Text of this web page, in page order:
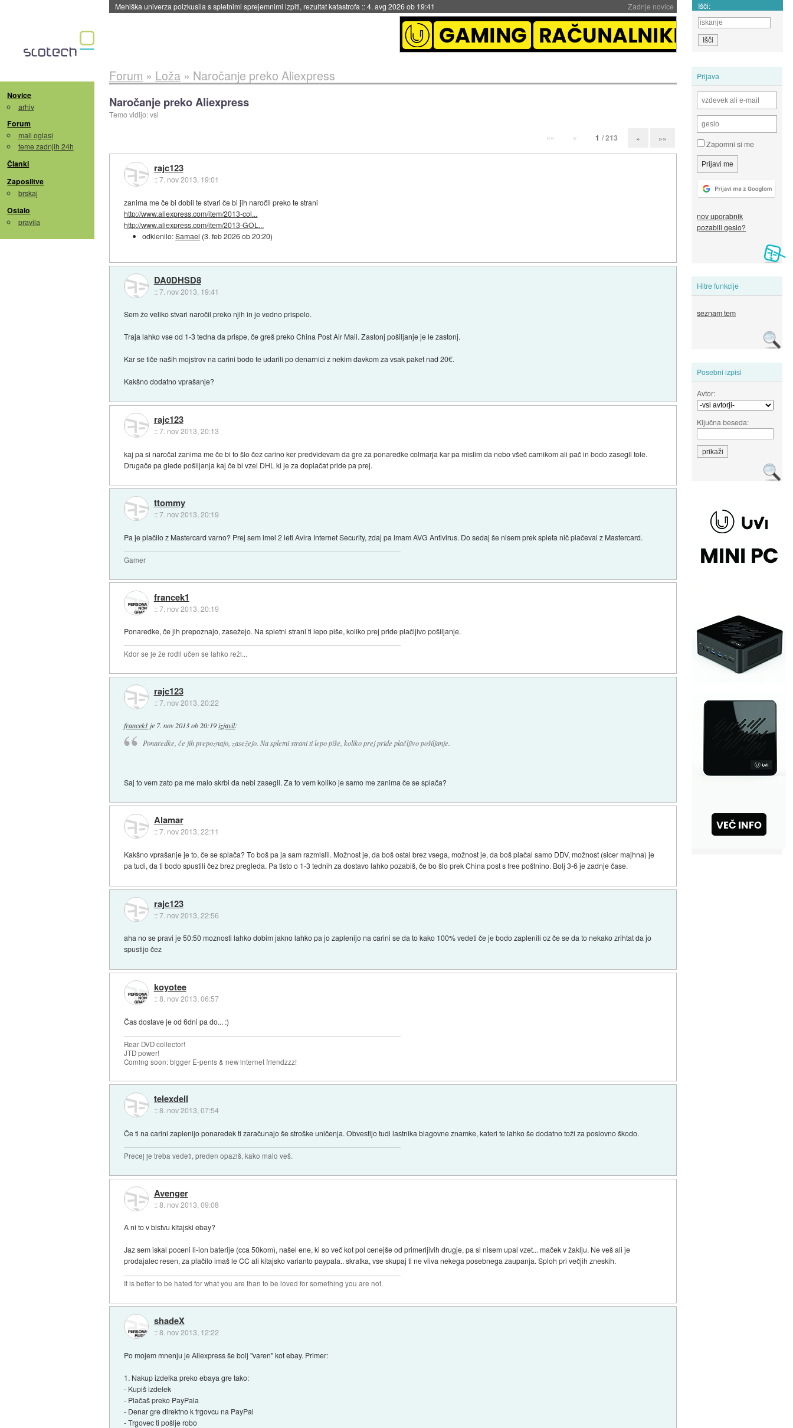
Zadnje novice
Evropska vesoljska agencija razvija svojo raketo za večkratno uporabo::4. avg 2026 ob 19:41 Išči:
Novice
arhiv
Forum
mali oglasi
teme zadnjih 24h
Članki
Zaposlitve
brskaj
Ostalo
pravila
Prijava
Zapomni si me
nov uporabnik
pozabili geslo?
Hitre funkcije
seznam tem
Posebni izpisi
Avtor:
Ključna beseda:
Forum » Loža» Naročanje preko Aliexpress
Naročanje preko Aliexpress
Temo vidijo: vsi
«« « 1 / 213 » »»
rajc123
::7. nov 2013, 19:01
zanima me če bi dobil te stvari če bi jih naročil preko te strani
http://www.aliexpress.com/item/2013-col...
http://www.aliexpress.com/item/2013-GOL...
odklenilo:Samael (3. feb 2026 ob 20:20)
DA0DHSD8
::7. nov 2013, 19:41
Sem že veliko stvari naročil preko njih in je vedno prispelo.
Traja lahko vse od 1-3 tedna da prispe, če greš preko China Post Air Mail. Zastonj pošiljanje je le zastonj.
Kar se tiče naših mojstrov na carini bodo te udarili po denarnici z nekim davkom za vsak paket nad 20€.
Kakšno dodatno vprašanje?
rajc123
::7. nov 2013, 20:13
kaj pa si naročal zanima me če bi to šlo čez carino ker predvidevam da gre za ponaredke colmarja kar pa mislim da nebo všeč carnikom ali pač in bodo zasegli tole.
Drugače pa glede pošiljanja kaj če bi vzel DHL ki je za doplačat pride pa prej.
ttommy
::7. nov 2013, 20:19
Pa je plačilo z Mastercard varno? Prej sem imel 2 leti Avira Internet Security, zdaj pa imam AVG Antivirus. Do sedaj še nisem prek spleta nič plačeval z Mastercard.
Gamer
francek1
::7. nov 2013, 20:19
Ponaredke, če jih prepoznajo, zasežejo. Na spletni strani ti lepo piše, koliko prej pride plačljivo pošiljanje.
Kdor se je že rodil učen se lahko reži...
rajc123
::7. nov 2013, 20:22
francek1 je 7. nov 2013 ob 20:19 izjavil:
Ponaredke, če jih prepoznajo, zasežejo. Na spletni strani ti lepo piše, koliko prej pride plačljivo pošiljanje.
Saj to vem zato pa me malo skrbi da nebi zasegli. Za to vem koliko je samo me zanima če se splača?
Alamar
::7. nov 2013, 22:11
Kakšno vprašanje je to, če se splača? To boš pa ja sam razmislil. Možnost je, da boš ostal brez vsega, možnost je, da boš plačal samo DDV, možnost (sicer majhna) je
pa tudi, da ti bodo spustili čez brez pregleda. Pa tisto o 1-3 tednih za dostavo lahko pozabiš, če bo šlo prek China post s free poštnino. Bolj 3-6 je zadnje čase.
rajc123
::7. nov 2013, 22:56
aha no se pravi je 50:50 moznosti lahko dobim jakno lahko pa jo zaplenijo na carini se da to kako 100% vedeti če je bodo zaplenili oz če se da to nekako zrihtat da jo
spustijo čez
koyotee
::8. nov 2013, 06:57
Čas dostave je od 6dni pa do... :)
Rear DVD collector!
JTD power!
Coming soon: bigger E-penis & new internet friendzzz!
telexdell
::8. nov 2013, 07:54
Če ti na carini zaplenijo ponaredek ti zaračunajo še stroške uničenja. Obvestijo tudi lastnika blagovne znamke, kateri te lahko še dodatno toži za poslovno škodo.
Precej je treba vedeti, preden opaziš, kako malo veš.
Avenger
::8. nov 2013, 09:08
A ni to v bistvu kitajski ebay?
Jaz sem iskal poceni li-ion baterije (cca 50kom), našel ene, ki so več kot pol cenejše od primerljivih drugje, pa si nisem upal vzet... maček v žaklju. Ne veš ali je
prodajalec resen, za plačilo imaš le CC ali kitajsko varianto paypala.. skratka, vse skupaj ti ne vliva nekega posebnega zaupanja. Sploh pri večjih zneskih.
It is better to be hated for what you are than to be loved for something you are not.
shadeX
::8. nov 2013, 12:22
Po mojem mnenju je Aliexpress še bolj "varen" kot ebay. Primer:
1. Nakup izdelka preko ebaya gre tako:
- Kupiš izdelek
- Plačaš preko PayPala
- Denar gre direktno k trgovcu na PayPal
- Trgovec ti pošlje robo